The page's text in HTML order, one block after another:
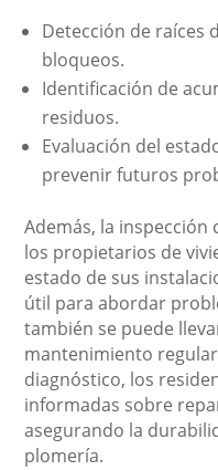
Detección de raíces
bloqueos.
Identificación de
residuos.
Evaluación del
prevenir futuros
Además, la inspección
los propietarios de
estado de sus
útil para abordar
también se puede
mantenimiento
diagnóstico, los
informadas sobre
asegurando la
plomería.